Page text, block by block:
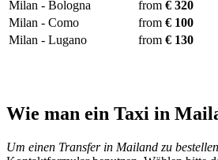
Milan - Bologna
from € 320
Milan - Como
from € 100
Milan - Lugano
from € 130
Wie man ein Taxi in
Um einen Transfer in Mailand zu bestellen